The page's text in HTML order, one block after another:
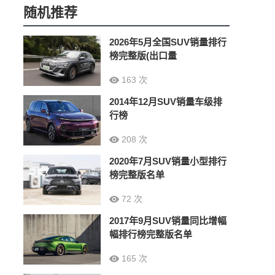
随机推荐
2026年5月全国SUV销量排行
榜完整版(出口量
163 次
2014年12月SUV销量车级排
行榜
208 次
2020年7月SUV销量小型排行
榜完整版名单
72 次
2017年9月SUV销量同比增幅
幅排行榜完整版名单
165 次